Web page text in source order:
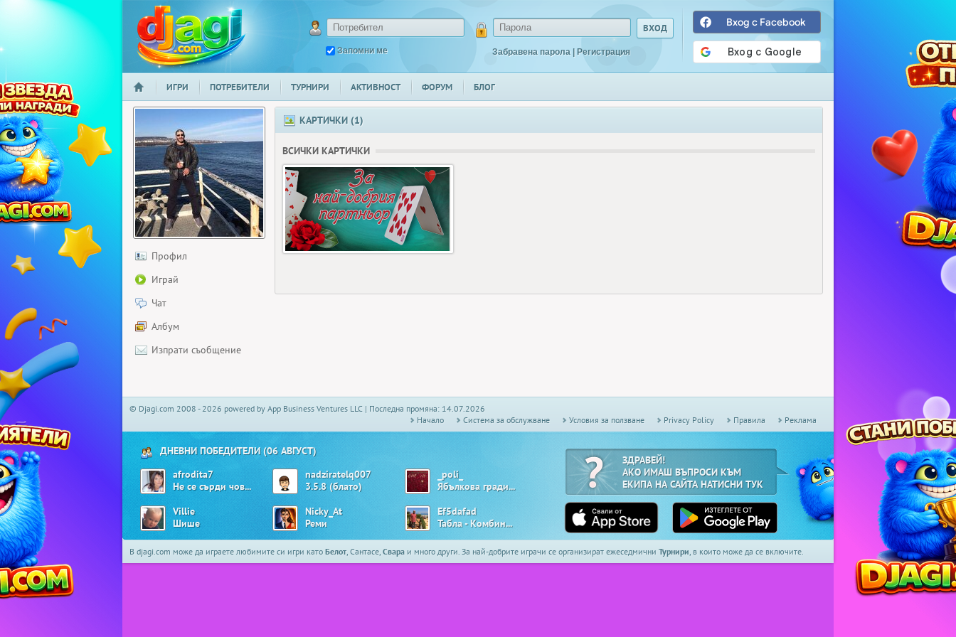
djagi.com
Запомни ме Забравена парола | Регистрация
Вход с Facebook
НАЧАЛО
ИГРИ ПОТРЕБИТЕЛИ ТУРНИРИ АКТИВНОСТ ФОРУМ БЛОГ
Профил
Играй
Чат
Албум
Изпрати съобщение
КАРТИЧКИ (1)
ВСИЧКИ КАРТИЧКИ
© Djagi.com 2008 - 2026 powered by App Business Ventures LLC | Последна промяна: 14.07.2026
Начало
Системa за обслужване Условия за ползване Privacy Policy Правила Реклама
ДНЕВНИ ПОБЕДИТЕЛИ (06 АВГУСТ)
afrodita7
Не се сърди човече
nadziratelq007
3.5.8 (блато)
_poli_
Ябълкова градина
Villie
Шише
Nicky_At
Реми
Ef5dafad
Табла - Комбинирана
ЗДРАВЕЙ!
АКО ИМАШ ВЪПРОСИ КЪМ
ЕКИПА НА САЙТА НАТИСНИ ТУК
В djagi.com може да играете любимите си игри като Белот, Сантасе, Свара и много други. За най-добрите играчи се организират ежеседмични Турнири, в които може да се включите.